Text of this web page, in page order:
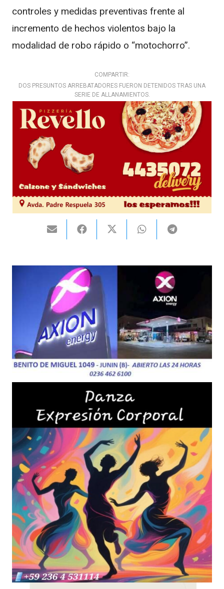
controles y medidas preventivas frente al
incremento de hechos violentos bajo la
modalidad de robo rápido o “motochorro”.
COMPARTIR:
DOS PRESUNTOS ARREBATADORES FUERON DETENIDOS TRAS UNA
SERIE DE ALLANAMIENTOS.